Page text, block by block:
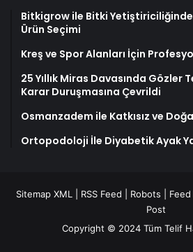
Bitkigrow ile Bitki Yetiştiriciliğinde
Ürün Seçimi
Kreş ve Spor Alanları İçin
25 Yıllık Miras Davasında Gözler
Karar Duruşmasına Çevrildi
Osmanzadem ile Katkısız ve
Ortopodoloji İle Diyabetik Ayak
Sitemap XML RSS Feed Robots Feed
Post
Copyright © 2024 Tüm Telif